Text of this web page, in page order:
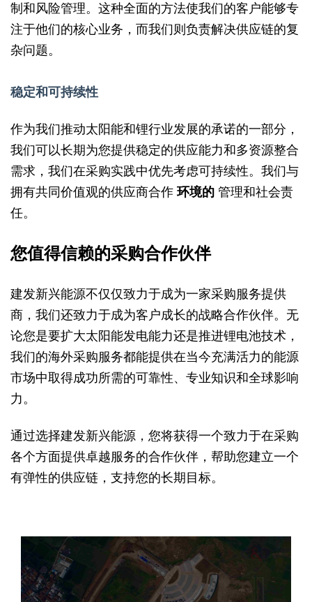
制和风险管理。这种全面的方法使我们的客户能够专
注于他们的核心业务，而我们则负责解决供应链的复
杂问题。
稳定和可持续性
作为我们推动太阳能和锂行业发展的承诺的一部分，
我们可以长期为您提供稳定的供应能力和多资源整合
需求，我们在采购实践中优先考虑可持续性。我们与
拥有共同价值观的供应商合作 环境的 管理和社会责
任。
您值得信赖的采购合作伙伴
建发新兴能源不仅仅致力于成为一家采购服务提供
商，我们还致力于成为客户成长的战略合作伙伴。无
论您是要扩大太阳能发电能力还是推进锂电池技术，
我们的海外采购服务都能提供在当今充满活力的能源
市场中取得成功所需的可靠性、专业知识和全球影响
力。
通过选择建发新兴能源，您将获得一个致力于在采购
各个方面提供卓越服务的合作伙伴，帮助您建立一个
有弹性的供应链，支持您的长期目标。